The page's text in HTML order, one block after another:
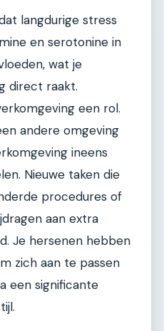
langdurige stress
en serotonine in
wat je
direct raakt.
een rol.
andere omgeving
ineens
Nieuwe taken die
procedures of
aan extra
Je hersenen hebben
zich aan te passen
een significante